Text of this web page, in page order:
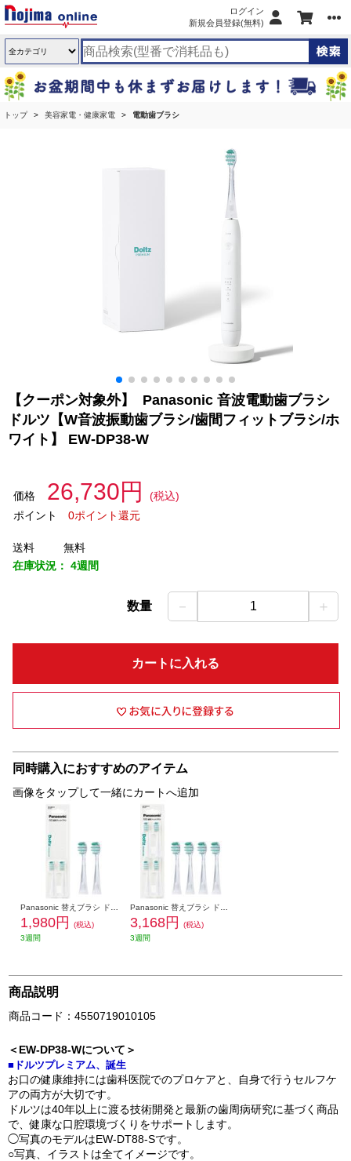
ログイン
新規会員登録(無料)
トップ 美容家電・健康家電 電動歯ブラシ
【クーポン対象外】 Panasonic 音波電動歯ブラシ
ドルツ【W音波振動歯ブラシ/歯間フィットブラシ/ホ
ワイト】 EW-DP38-W
価格 26,730円
(税込)
ポイント
0ポイント還元
送料
無料
在庫状況： 4週間
数量 － 1 ＋
カートに入れる
同時購入におすすめのアイテム
画像をタップして一緒にカートへ追加
1,980円
(税込)
3週間
3,168円
(税込)
3週間
商品説明
商品コード：4550719010105
＜EW-DP38-Wについて＞
■ドルツプレミアム、誕生
お口の健康維持には歯科医院でのプロケアと、自身で行うセルフケ
アの両方が大切です。
ドルツは40年以上に渡る技術開発と最新の歯周病研究に基づく商品
で、健康な口腔環境づくりをサポートします。
◯写真のモデルはEW-DT88-Sです。
○写真、イラストは全てイメージです。